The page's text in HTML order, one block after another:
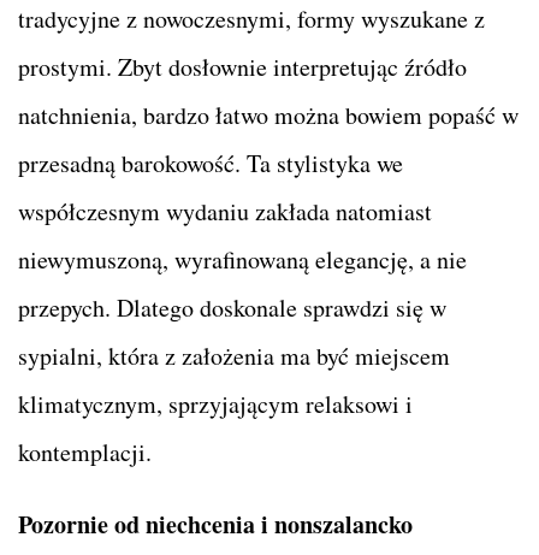
tradycyjne z nowoczesnymi, formy wyszukane z
prostymi. Zbyt dosłownie interpretując źródło
natchnienia, bardzo łatwo można bowiem popaść w
przesadną barokowość. Ta stylistyka we
współczesnym wydaniu zakłada natomiast
niewymuszoną, wyrafinowaną elegancję, a nie
przepych. Dlatego doskonale sprawdzi się w
sypialni, która z założenia ma być miejscem
klimatycznym, sprzyjającym relaksowi i
kontemplacji.
Pozornie od niechcenia i nonszalancko